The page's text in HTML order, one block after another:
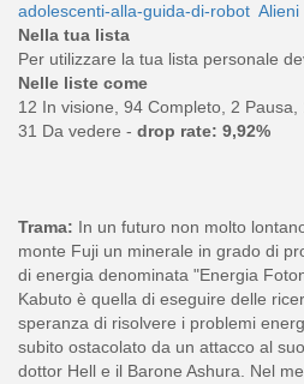
adolescenti-alla-guida-di-robot Alieni
Nella tua lista
Per utilizzare la tua lista personale
Nelle liste come
12 In visione, 94 Completo, 2
31 Da vedere - drop rate: 9,92%
Trama: In un futuro non molto
monte Fuji un minerale in grado di
di energia denominata "Energia
Kabuto è quella di eseguire delle
speranza di risolvere i problemi
subito ostacolato da un attacco al
dottor Hell e il Barone Ashura. Nel